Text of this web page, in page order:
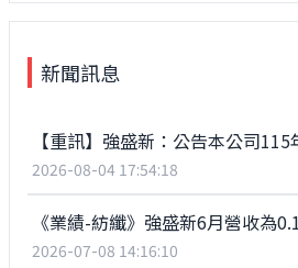
新聞訊息
2026-08-04 17:54:18
《業績-紡纖》強盛新6月營收為
2026-07-08 14:16:10